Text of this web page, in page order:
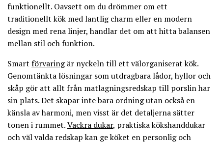
funktionellt. Oavsett om du drömmer om ett
traditionellt kök med lantlig charm eller en modern
design med rena linjer, handlar det om att hitta balansen
mellan stil och funktion.
Smart förvaringär nyckeln till ett välorganiserat kök.
Genomtänkta lösningar som utdragbara lådor, hyllor och
skåp gör att allt från matlagningsredskap till porslin har
sin plats. Det skapar inte bara ordning utan också en
känsla av harmoni, men visst är det detaljerna sätter
tonen i rummet.Vackra dukar, praktiska kökshanddukar
och väl valda redskap kan ge köket en personlig och